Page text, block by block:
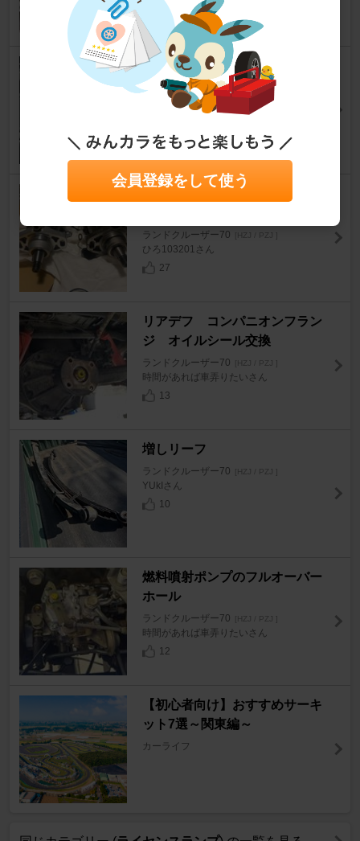
10
Timloon 車用ダブルサーモメー
ター
ランドクルーザー70 [HZJ / PZJ ]
11
トヨタ(純正) 輸出仕様1HZエン
ランドクルーザー70 [HZJ / PZJ ]
ひろ103201さん
27
リアデフ コンパニオンフラン
ジ オイルシール交換
ランドクルーザー70 [HZJ / PZJ ]
時間があれば車弄りたいさん
13
増しリーフ
ランドクルーザー70 [HZJ / PZJ ]
YUkIさん
10
燃料噴射ポンプのフルオーバー
ホール
ランドクルーザー70 [HZJ / PZJ ]
時間があれば車弄りたいさん
12
【初心者向け】おすすめサーキ
ット7選～関東編～
カーライフ
会員登録をして使う